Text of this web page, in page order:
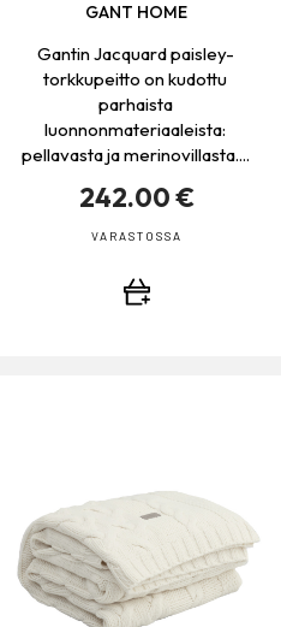
GANT HOME
Gantin Jacquard paisley-
torkkupeitto on kudottu
parhaista
luonnonmateriaaleista:
pellavasta ja merinovillasta....
242.00 €
VARASTOSSA